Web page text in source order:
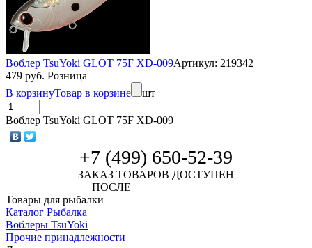
Воблер TsuYoki GLOT 75F XD-009Артикул: 219342
479 руб. Розница
В корзинуТовар в корзине шт
Воблер TsuYoki GLOT 75F XD-009
+7 (499) 650-52-39
ЗАКАЗ ТОВАРОВ ДОСТУПЕН
ПОСЛЕ
Товары для рыбалки
Каталог Рыбалка
Воблеры TsuYoki
Прочие принадлежности